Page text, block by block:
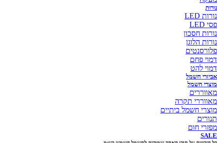
נורות
נורות LED
פסי LED
נורות חסכון
נורות הלוגן
פלורסנטים
דמוי פחם
דמוי להט
אביזרי חשמל
מוצרי חשמל
מאווררים
מאווררי תקרה
מוצרי חשמל ביתיים
תנורים
מפזרי חום
SALE